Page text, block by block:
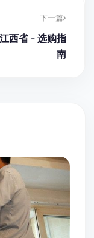
下一篇
西省 - 选购指
南